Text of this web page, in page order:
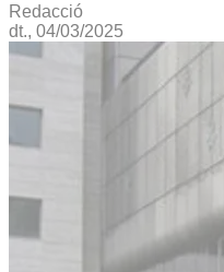
Redacció
dt., 04/03/2025